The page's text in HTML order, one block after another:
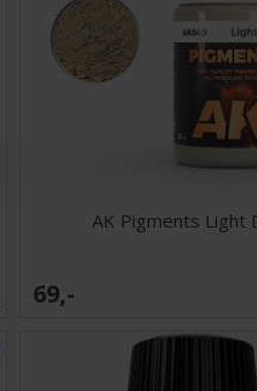
AK Pigments Light
69,-